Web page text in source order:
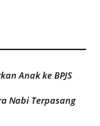
Anak ke BPJS
Nabi Terpasang